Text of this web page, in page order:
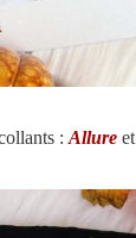
: Allureet